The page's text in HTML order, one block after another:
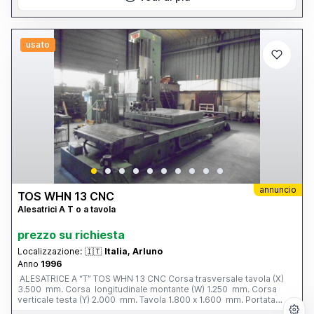
usato
annuncio
TOS WHN 13 CNC
Alesatrici A T o a tavola
prezzo su richiesta
Localizzazione: 🇮🇹 Italia, Arluno
Anno 1996
ALESATRICE A “T” TOS WHN 13 CNC Corsa trasversale tavola (X)
3.500 mm. Corsa longitudinale montante (W) 1.250 mm. Corsa
verticale testa (Y) 2.000 mm. Tavola 1.800 x 1.600 mm. Portata
tavola 12 tonn. Corsa mandrino (Z) 800 mm. Ø mandrino 130 mm.